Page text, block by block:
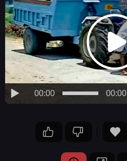
00:00 00:00